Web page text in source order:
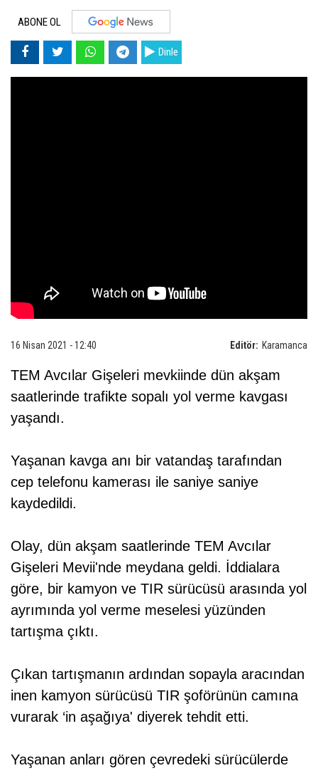
ABONE OL
Dinle
Editör: Karamanca
16 Nisan 2021 - 12:40
TEM Avcılar Gişeleri mevkiinde dün akşam
saatlerinde trafikte sopalı yol verme kavgası
yaşandı.
Yaşanan kavga anı bir vatandaş tarafından
cep telefonu kamerası ile saniye saniye
kaydedildi.
Olay, dün akşam saatlerinde TEM Avcılar
Gişeleri Mevii'nde meydana geldi. İddialara
göre, bir kamyon ve TIR sürücüsü arasında yol
ayrımında yol verme meselesi yüzünden
tartışma çıktı.
Çıkan tartışmanın ardından sopayla aracından
inen kamyon sürücüsü TIR şoförünün camına
vurarak ‘in aşağıya' diyerek tehdit etti.
Yaşanan anları gören çevredeki sürücülerde